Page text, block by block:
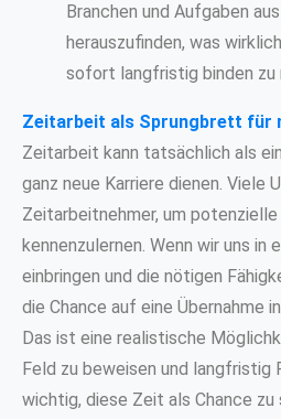
Branchen und Aufgaben
herauszufinden, was
sofort langfristig binden zu
Zeitarbeit als Sprungbrett für
Zeitarbeit kann tatsächlich als
ganz neue Karriere dienen. Viele
Zeitarbeitnehmer, um
kennenzulernen. Wenn wir uns
einbringen und die nötigen
die Chance auf eine Übernahme
Das ist eine realistische
Feld zu beweisen und langfristig
wichtig, diese Zeit als Chance zu